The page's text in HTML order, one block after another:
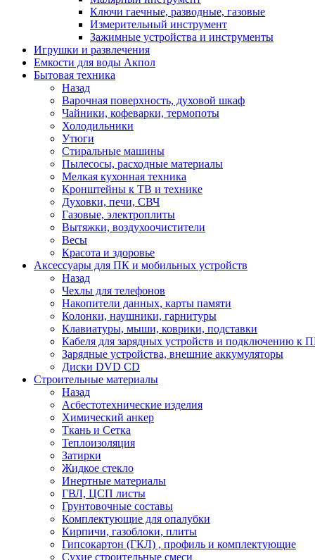
Ключи гаечные, разводные, газовые
Измерительный инструмент
Зажимные устройства и инструменты
Игрушки и развлечения
Емкости для воды Акпол
Бытовая техника
Назад
Варочная поверхность, духовой шкаф
Чайники, кофеварки, термопоты
Холодильники
Утюги
Стиральные машины
Пылесосы, расходные материалы
Мелкая кухонная техника
Кронштейны к ТВ и технике
Духовки, печи, СВЧ
Газовые, электроплиты
Вытяжки, воздухоочистители
Весы
Красота и здоровье
Аксессуары для ПК и мобильных устройств
Назад
Чехлы для телефонов
Накопители данных, карты памяти
Колонки, наушники, гарнитуры
Клавиатуры, мыши, коврики, подставки
Кабеля для зарядных устройств и подключению к
Зарядные устройства, внешние аккумуляторы
Диски DVD CD
Строительные материалы
Назад
Асбестотехнические изделия
Химический анкер
Ткань и Сетка
Теплоизоляция
Затирки
Жидкое стекло
Инертные материалы
ГВЛ, ЦСП листы
Грунтовочные составы
Комплектующие для опалубки
Кирпичи, газоблоки, плиты
Гипсокартон (ГКЛ) , профиль и комплектующие
Сухие строительные смеси